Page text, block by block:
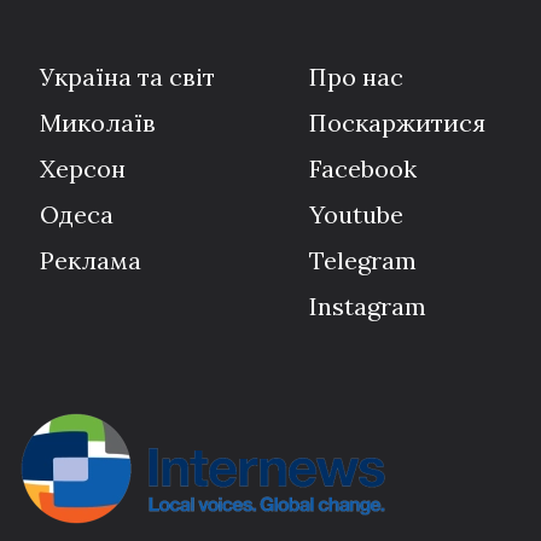
Україна та світ
Миколаїв
Херсон
Одеса
Реклама
Про нас
Поскаржитися
Facebook
Youtube
Telegram
Instagram